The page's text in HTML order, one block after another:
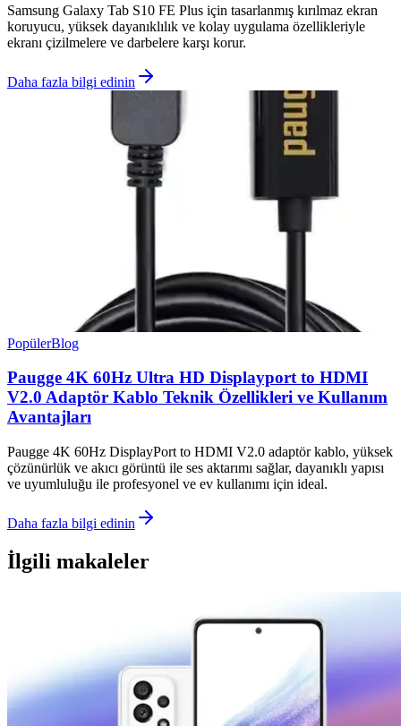
Samsung Galaxy Tab S10 FE Plus için tasarlanmış kırılmaz ekran
koruyucu, yüksek dayanıklılık ve kolay uygulama özellikleriyle
ekranı çizilmelere ve darbelere karşı korur.
Daha fazla bilgi edinin
PopülerBlog
Paugge 4K 60Hz Ultra HD Displayport to HDMI
V2.0 Adaptör Kablo Teknik Özellikleri ve Kullanım
Avantajları
Paugge 4K 60Hz DisplayPort to HDMI V2.0 adaptör kablo, yüksek
çözünürlük ve akıcı görüntü ile ses aktarımı sağlar, dayanıklı yapısı
ve uyumluluğu ile profesyonel ve ev kullanımı için ideal.
Daha fazla bilgi edinin
İlgili makaleler